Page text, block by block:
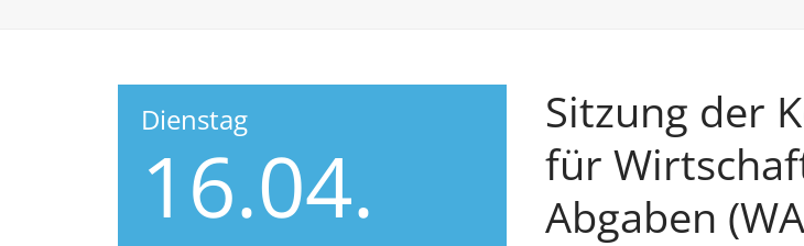
Dienstag
16.04.
Sitzung der
für
Abgaben